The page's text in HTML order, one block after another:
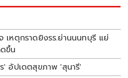
เหตุกราดยิงรร.ย่านนนทบุรี แย่
ขึ้น
' อัปเดตสุขภาพ 'สุนารี'